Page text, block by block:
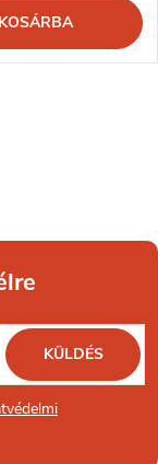
KOSÁRBA
KÜLDÉS